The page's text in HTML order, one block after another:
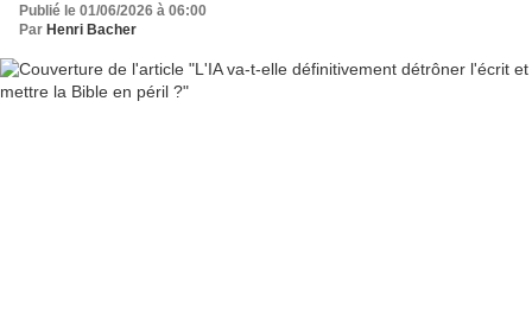
Publié le 01/06/2026 à 06:00
Par Henri Bacher